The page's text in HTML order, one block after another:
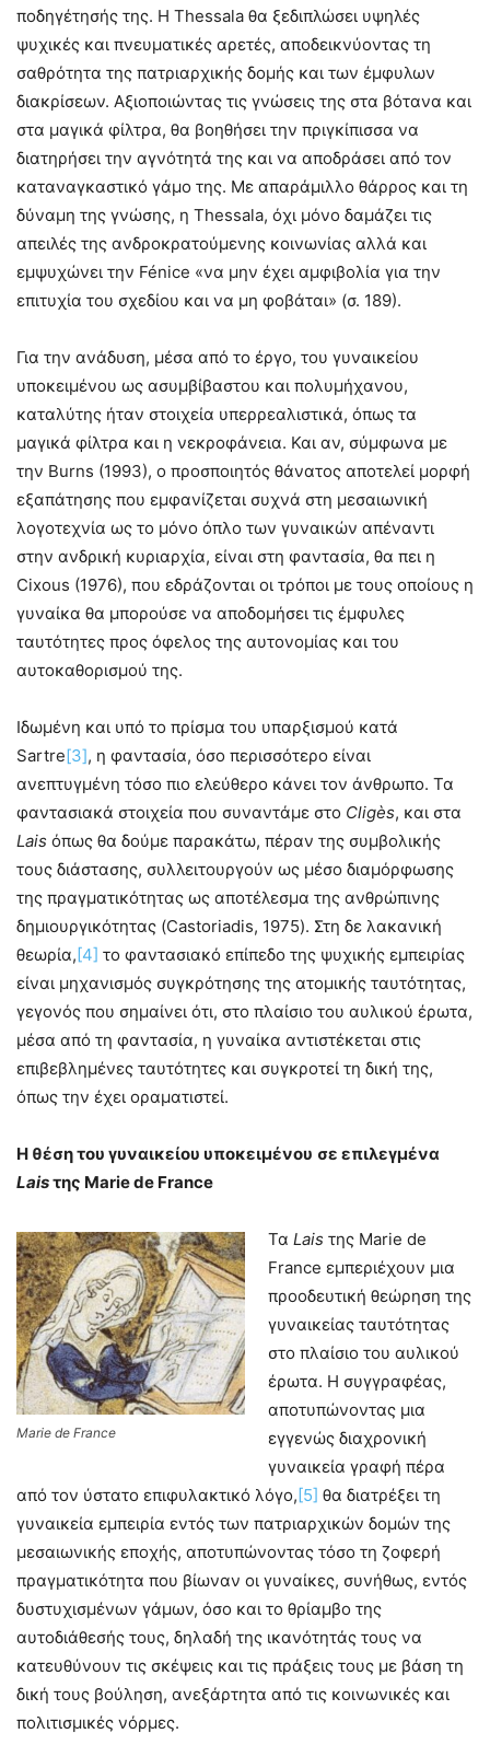
ποδηγέτησής της. Η Thessala θα ξεδιπλώσει υψηλές
ψυχικές και πνευματικές αρετές, αποδεικνύοντας τη
σαθρότητα της πατριαρχικής δομής και των έμφυλων
διακρίσεων. Αξιοποιώντας τις γνώσεις της στα βότανα και
στα μαγικά φίλτρα, θα βοηθήσει την πριγκίπισσα να
διατηρήσει την αγνότητά της και να αποδράσει από τον
καταναγκαστικό γάμο της. Με απαράμιλλο θάρρος και τη
δύναμη της γνώσης, η Thessala, όχι μόνο δαμάζει τις
απειλές της ανδροκρατούμενης κοινωνίας αλλά και
εμψυχώνει την Fénice «να μην έχει αμφιβολία για την
επιτυχία του σχεδίου και να μη φοβάται» (σ. 189).
Για την ανάδυση, μέσα από το έργο, του γυναικείου
υποκειμένου ως ασυμβίβαστου και πολυμήχανου,
καταλύτης ήταν στοιχεία υπερρεαλιστικά, όπως τα
μαγικά φίλτρα και η νεκροφάνεια. Και αν, σύμφωνα με
την Burns (1993), ο προσποιητός θάνατος αποτελεί μορφή
εξαπάτησης που εμφανίζεται συχνά στη μεσαιωνική
λογοτεχνία ως το μόνο όπλο των γυναικών απέναντι
στην ανδρική κυριαρχία, είναι στη φαντασία, θα πει η
Cixous (1976), που εδράζονται οι τρόποι με τους οποίους η
γυναίκα θα μπορούσε να αποδομήσει τις έμφυλες
ταυτότητες προς όφελος της αυτονομίας και του
αυτοκαθορισμού της.
Ιδωμένη και υπό το πρίσμα του υπαρξισμού κατά
Sartre[3], η φαντασία, όσο περισσότερο είναι
ανεπτυγμένη τόσο πιο ελεύθερο κάνει τον άνθρωπο. Τα
φαντασιακά στοιχεία που συναντάμε στο Cligès, και στα
Lais όπως θα δούμε παρακάτω, πέραν της συμβολικής
τους διάστασης, συλλειτουργούν ως μέσο διαμόρφωσης
της πραγματικότητας ως αποτέλεσμα της ανθρώπινης
δημιουργικότητας (Castoriadis, 1975). Στη δε λακανική
θεωρία, [4] το φαντασιακό επίπεδο της ψυχικής εμπειρίας
είναι μηχανισμός συγκρότησης της ατομικής ταυτότητας,
γεγονός που σημαίνει ότι, στο πλαίσιο του αυλικού έρωτα,
μέσα από τη φαντασία, η γυναίκα αντιστέκεται στις
επιβεβλημένες ταυτότητες και συγκροτεί τη δική της,
όπως την έχει οραματιστεί.
Η θέση του γυναικείου υποκειμένου σε επιλεγμένα
Laisτης Marie de France
Marie de France
Τα Lais της Marie de
France εμπεριέχουν μια
προοδευτική θεώρηση της
γυναικείας ταυτότητας
στο πλαίσιο του αυλικού
έρωτα. Η συγγραφέας,
αποτυπώνοντας μια
εγγενώς διαχρονική
γυναικεία γραφή πέρα
από τον ύστατο επιφυλακτικό λόγο, [5] θα διατρέξει τη
γυναικεία εμπειρία εντός των πατριαρχικών δομών της
μεσαιωνικής εποχής, αποτυπώνοντας τόσο τη ζοφερή
πραγματικότητα που βίωναν οι γυναίκες, συνήθως, εντός
δυστυχισμένων γάμων, όσο και το θρίαμβο της
αυτοδιάθεσής τους, δηλαδή της ικανότητάς τους να
κατευθύνουν τις σκέψεις και τις πράξεις τους με βάση τη
δική τους βούληση, ανεξάρτητα από τις κοινωνικές και
πολιτισμικές νόρμες.